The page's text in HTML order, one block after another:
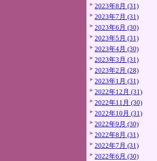
2023年8月 (31)
2023年7月 (31)
2023年6月 (30)
2023年5月 (31)
2023年4月 (30)
2023年3月 (31)
2023年2月 (28)
2023年1月 (31)
2022年12月 (31)
2022年11月 (30)
2022年10月 (31)
2022年9月 (30)
2022年8月 (31)
2022年7月 (31)
2022年6月 (30)